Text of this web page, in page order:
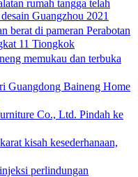
rumah tangga telah
Guangzhou 2021
berat di pameran Perabotan
11 Tiongkok
memukau dan terbuka
Guangdong Baineng Home
Co., Ltd. Pindah ke
kisah kesederhanaan,
perlindungan